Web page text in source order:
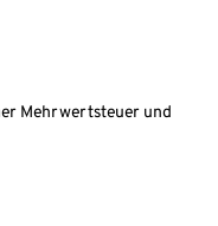
Mehrwertsteuer und